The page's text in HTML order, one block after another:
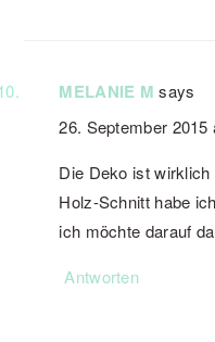
MELANIE M says
26. September 2015
Die Deko ist
Holz-Schnitt habe
ich möchte darauf
Antworten